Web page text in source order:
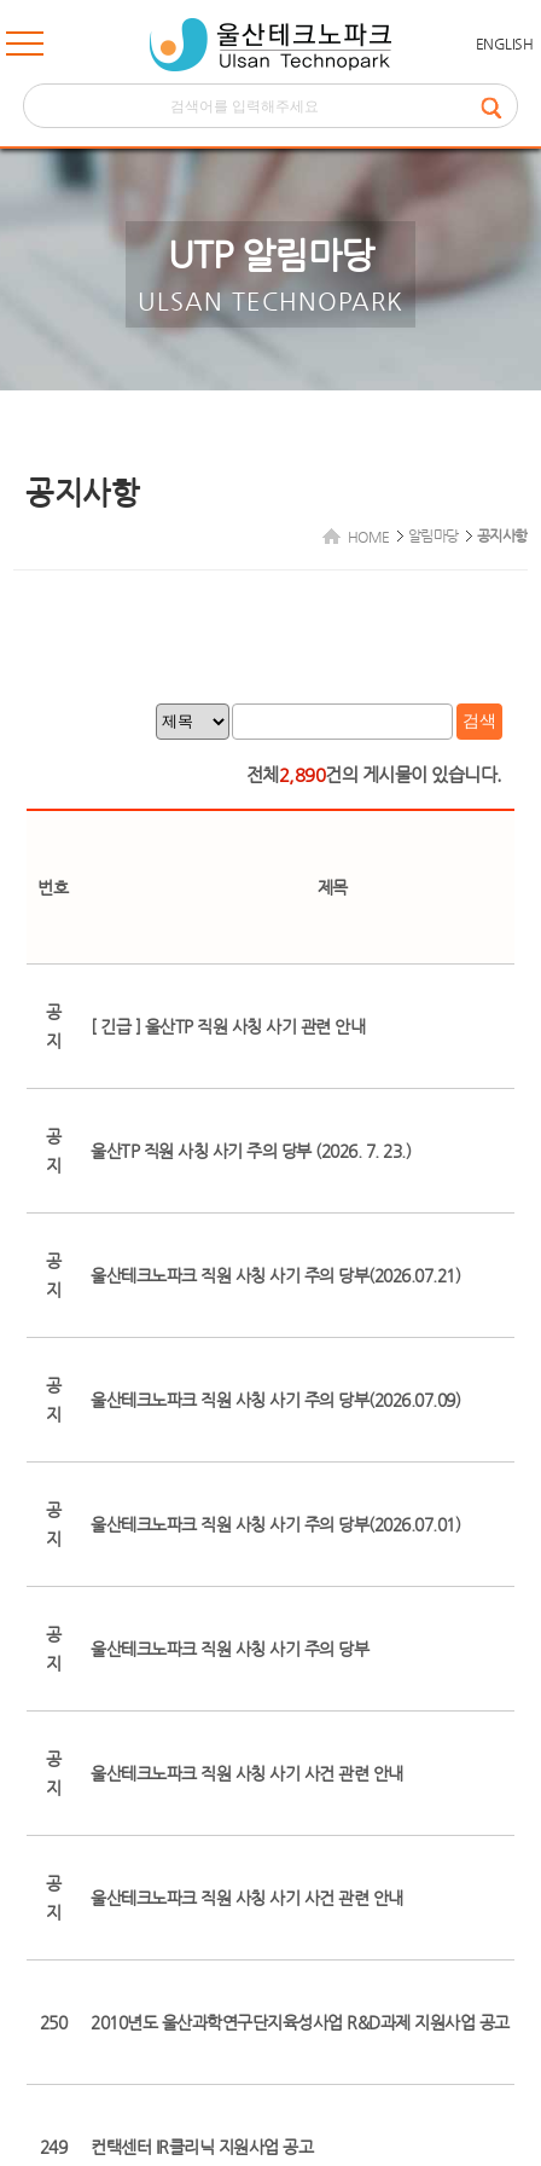
ENGLISH
UTP 알림마당
ULSAN TECHNOPARK
공지사항
HOME 알림마당 공지사항
검색
전체 2,890건의 게시물이 있습니다.
번호 제목
공
지
[ 긴급 ] 울산TP 직원 사칭 사기 관련 안내
공
지
울산TP 직원 사칭 사기 주의 당부 (2026. 7. 23.)
공
지
울산테크노파크 직원 사칭 사기 주의 당부(2026.07.21)
공
지
울산테크노파크 직원 사칭 사기 주의 당부(2026.07.09)
공
지
울산테크노파크 직원 사칭 사기 주의 당부(2026.07.01)
공
지
울산테크노파크 직원 사칭 사기 주의 당부
공
지
울산테크노파크 직원 사칭 사기 사건 관련 안내
공
지
울산테크노파크 직원 사칭 사기 사건 관련 안내
250 2010년도 울산과학연구단지육성사업 R&D과제 지원사업 공고
249 컨택센터 IR클리닉 지원사업 공고